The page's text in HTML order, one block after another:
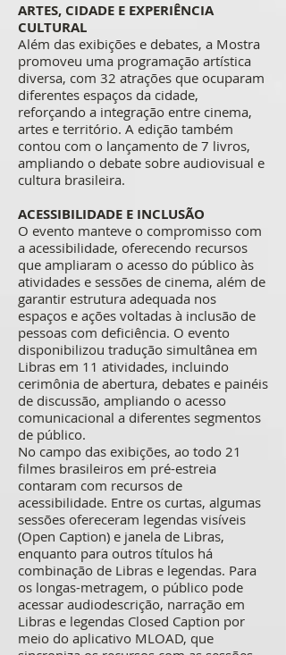
ARTES, CIDADE E EXPERIÊNCIA
CULTURAL
Além das exibições e debates, a Mostra
promoveu uma programação artística
diversa, com 32 atrações que ocuparam
diferentes espaços da cidade,
reforçando a integração entre cinema,
artes e território. A edição também
contou com o lançamento de 7 livros,
ampliando o debate sobre audiovisual e
cultura brasileira.
ACESSIBILIDADE E INCLUSÃO
O evento manteve o compromisso com
a acessibilidade, oferecendo recursos
que ampliaram o acesso do público às
atividades e sessões de cinema, além de
garantir estrutura adequada nos
espaços e ações voltadas à inclusão de
pessoas com deficiência. O evento
disponibilizou tradução simultânea em
Libras em 11 atividades, incluindo
cerimônia de abertura, debates e painéis
de discussão, ampliando o acesso
comunicacional a diferentes segmentos
de público.
No campo das exibições, ao todo 21
filmes brasileiros em pré-estreia
contaram com recursos de
acessibilidade. Entre os curtas, algumas
sessões ofereceram legendas visíveis
(Open Caption) e janela de Libras,
enquanto para outros títulos há
combinação de Libras e legendas. Para
os longas-metragem, o público pode
acessar audiodescrição, narração em
Libras e legendas Closed Caption por
meio do aplicativo MLOAD, que